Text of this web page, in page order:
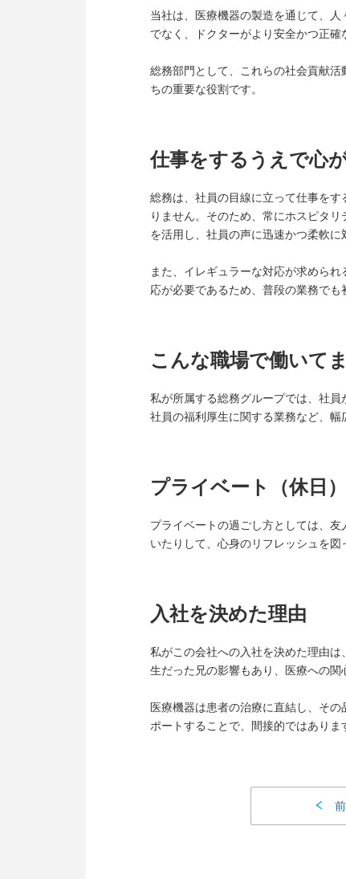
当社は、医療機器の製造を通じて、
でなく、ドクターがより安全かつ正確
総務部門として、これらの社会貢献
ちの重要な役割です。
仕事をするうえで心
総務は、社員の目線に立って仕事を
りません。そのため、常にホスピタ
を活用し、社員の声に迅速かつ柔軟に
また、イレギュラーな対応が求めら
応が必要であるため、普段の業務でも
こんな職場で働いて
私が所属する総務グループでは、社
社員の福利厚生に関する業務など、幅
プライベート（休日
プライベートの過ごし方としては、
いたりして、心身のリフレッシュを
入社を決めた理由
私がこの会社への入社を決めた理由
生だった兄の影響もあり、医療への関
医療機器は患者の治療に直結し、そ
ポートすることで、間接的ではありま